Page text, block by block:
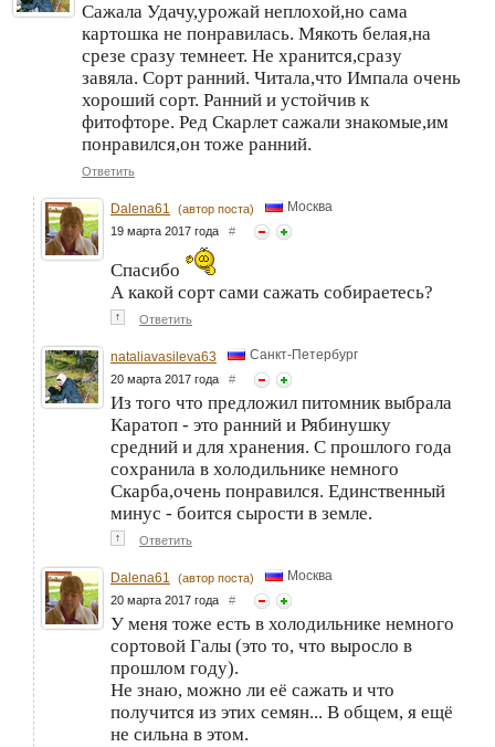
Сажала Удачу,урожай неплохой,но сама
картошка не понравилась. Мякоть белая,на
срезе сразу темнеет. Не хранится,сразу
завяла. Сорт ранний. Читала,что Импала очень
хороший сорт. Ранний и устойчив к
фитофторе. Ред Скарлет сажали знакомые,им
понравился,он тоже ранний.
Ответить
Dalena61 (автор поста) Москва
19 марта 2017 года #
Спасибо
А какой сорт сами сажать собираетесь?
↑ Ответить
nataliavasileva63 Санкт-Петербург
20 марта 2017 года #
Из того что предложил питомник выбрала
Каратоп - это ранний и Рябинушку
средний и для хранения. С прошлого года
сохранила в холодильнике немного
Скарба,очень понравился. Единственный
минус - боится сырости в земле.
↑ Ответить
Dalena61 (автор поста) Москва
20 марта 2017 года #
У меня тоже есть в холодильнике немного
сортовой Галы (это то, что выросло в
прошлом году).
Не знаю, можно ли её сажать и что
получится из этих семян... В общем, я ещё
не сильна в этом.